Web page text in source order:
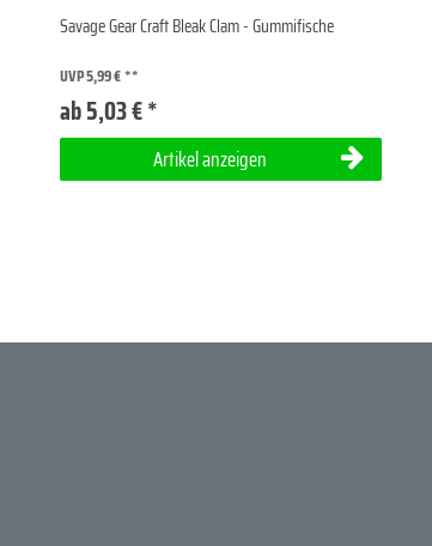
Savage Gear Craft Bleak Clam - Gummifische
UVP 5,99 €
ab 5,03 € *
Artikel anzeigen